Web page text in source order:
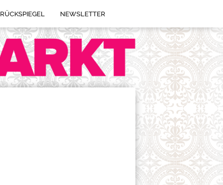
RÜCKSPIEGEL NEWSLETTER